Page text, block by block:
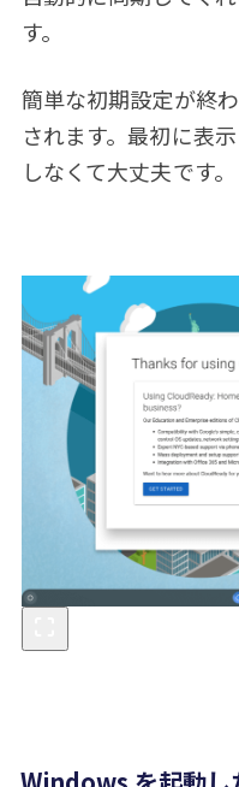
す。
簡単な初期設定が終
されます。最初に表
しなくて大丈夫です。